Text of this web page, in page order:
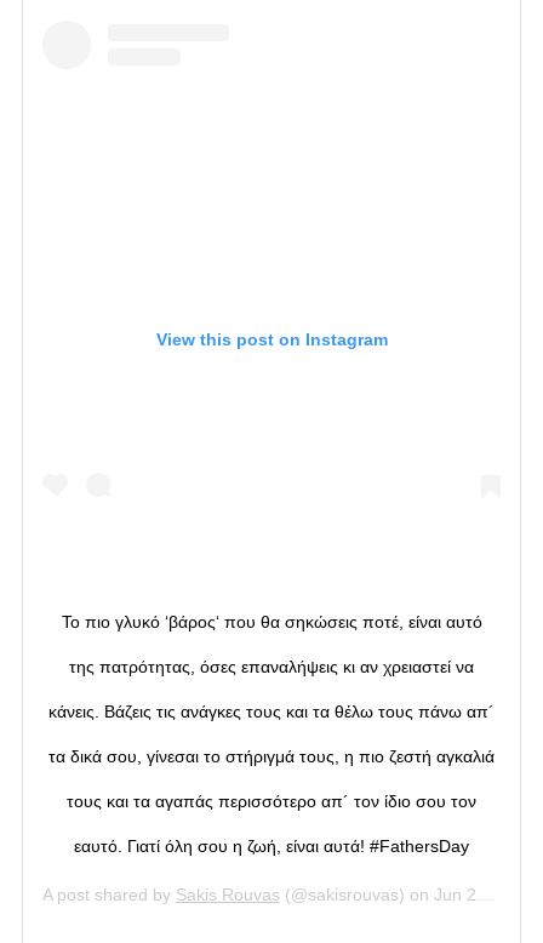
View this post on Instagram
Το πιο γλυκό ‘βάρος‘ που θα σηκώσεις ποτέ, είναι αυτό
της πατρότητας, όσες επαναλήψεις κι αν χρειαστεί να
κάνεις. Βάζεις τις ανάγκες τους και τα θέλω τους πάνω απ´
τα δικά σου, γίνεσαι το στήριγμά τους, η πιο ζεστή αγκαλιά
τους και τα αγαπάς περισσότερο απ´ τον ίδιο σου τον
εαυτό. Γιατί όλη σου η ζωή, είναι αυτά! #FathersDay
A post shared by Sakis Rouvas (@sakisrouvas) on Jun 21, 2020 at 7:39am PDT